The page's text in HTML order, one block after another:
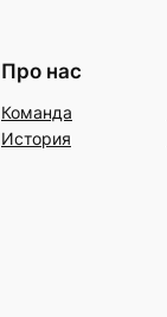
Про нас
Команда
История